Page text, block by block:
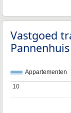
Vastgoed
Appartementen
10
10